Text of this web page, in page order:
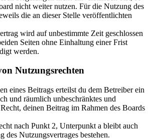
nicht weiter nutzen. Für die Nutzung des
die an dieser Stelle veröffentlichten
wird auf unbestimmte Zeit geschlossen
Seiten ohne Einhaltung einer Frist
werden.
Nutzungsrechten
eines Beitrags erteilst du dem Betreiber ein
und räumlich unbeschränktes und
deinen Beitrag im Rahmen des Boards
nach Punkt 2, Unterpunkt a bleibt auch
des Nutzungsvertrages bestehen.